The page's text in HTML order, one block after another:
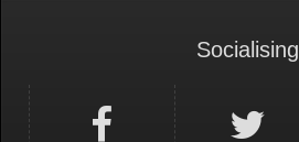
Socialising